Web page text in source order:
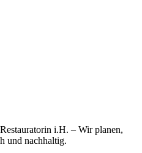
i.H. – Wir planen,
und nachhaltig.